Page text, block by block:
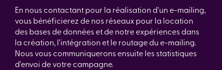
En nous contactant pour la réalisation d'un e-mailing,
vous bénéficierez de nos réseaux pour la location
des bases de données et de notre expériences dans
la création, l'intégration et le routage du e-mailing.
Nous vous communiquerons ensuite les statistiques
d'envoi de votre campagne.